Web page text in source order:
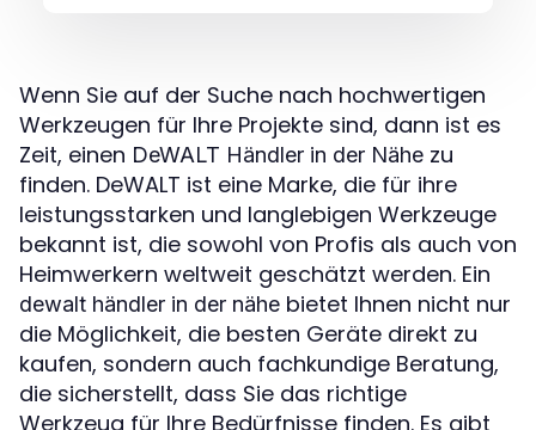
Wenn Sie auf der Suche nach hochwertigen
Werkzeugen für Ihre Projekte sind, dann ist es
Zeit, einen DeWALT Händler in der Nähe zu
finden. DeWALT ist eine Marke, die für ihre
leistungsstarken und langlebigen Werkzeuge
bekannt ist, die sowohl von Profis als auch von
Heimwerkern weltweit geschätzt werden. Ein
dewalt händler in der nähe bietet Ihnen nicht nur
die Möglichkeit, die besten Geräte direkt zu
kaufen, sondern auch fachkundige Beratung,
die sicherstellt, dass Sie das richtige
Werkzeug für Ihre Bedürfnisse finden. Es gibt